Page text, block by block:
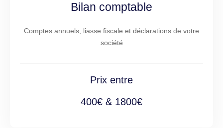
Bilan comptable
Comptes annuels, liasse fiscale et déclarations de votre
société
Prix entre
400€ & 1800€